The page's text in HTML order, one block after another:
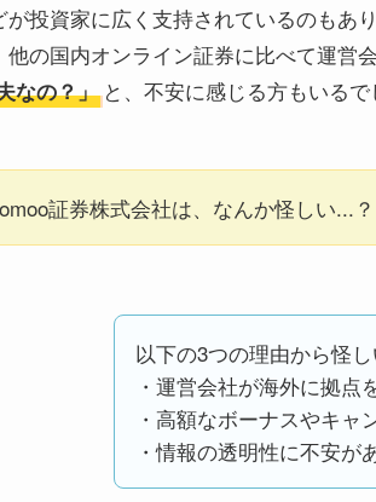
投資家に広く支持されているのもあ
の国内オンライン証券に比べて運営
なの？」 と、不安に感じる方もいるで
証券株式会社は、なんか怪しい...？
以下の3つの理由から怪
・運営会社が海外に拠点
・高額なボーナスやキャ
・情報の透明性に不安が